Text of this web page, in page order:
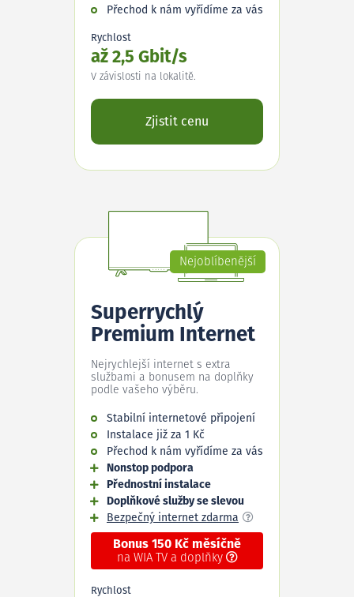
Přechod k nám vyřídíme za vás
Rychlost
až 2,5 Gbit/s
V závislosti na lokalitě.
Zjistit cenu
Nejoblíbenější
Superrychlý
Premium Internet
Nejrychlejší internet s extra
službami a bonusem na doplňky
podle vašeho výběru.
Stabilní internetové připojení
Instalace již za 1 Kč
Přechod k nám vyřídíme za vás
Nonstop podpora
Přednostní instalace
Doplňkové služby se slevou
Bezpečný internet zdarma
Bonus 150 Kč měsíčně
na WIA TV a doplňky
Rychlost